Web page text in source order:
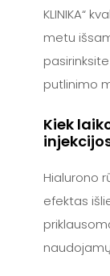
KLINIKA“
metu
putlinimo
Kiek
Hialurono
efektas